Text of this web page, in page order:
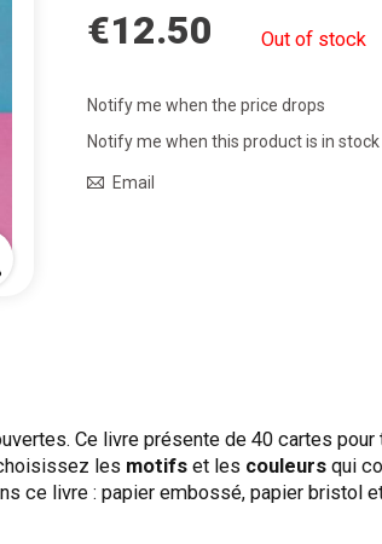
€12.50 Out of stock
Notify me when the price drops
Notify me when this product is in stock
Email
Ce livre présente de 40 cartes
les motifs et les couleurs qui
ce livre : papier embossé, papier bristol